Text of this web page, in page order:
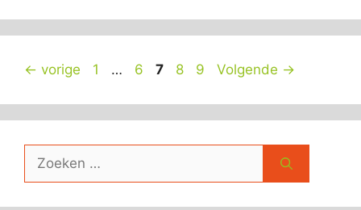
← vorige Pagina
1 … Pagina
6 Pagina
7 Pagina
8 Pagina
9 Volgende →
Zoek